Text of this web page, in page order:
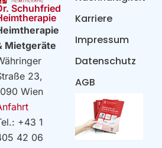
Schuhfried
Mietgeräte
23,
Wien
+43 1
42 06
Karriere
Impressum
Datenschutz
AGB